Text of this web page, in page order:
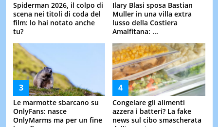
Spiderman 2026, il colpo di
scena nei titoli di coda del
film: lo hai notato anche
tu?
Ilary Blasi sposa Bastian
Muller in una villa extra
lusso della Costiera
Amalfitana: ...
Le marmotte sbarcano su
OnlyFans: nasce
OnlyMarms ma per un fine
Congelare gli alimenti
azzera i batteri? La fake
news sul cibo smascherata